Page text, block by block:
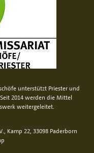
unterstützt Priester und
2014 werden die Mittel
weitergeleitet.
Kamp 22, 33098 Paderborn